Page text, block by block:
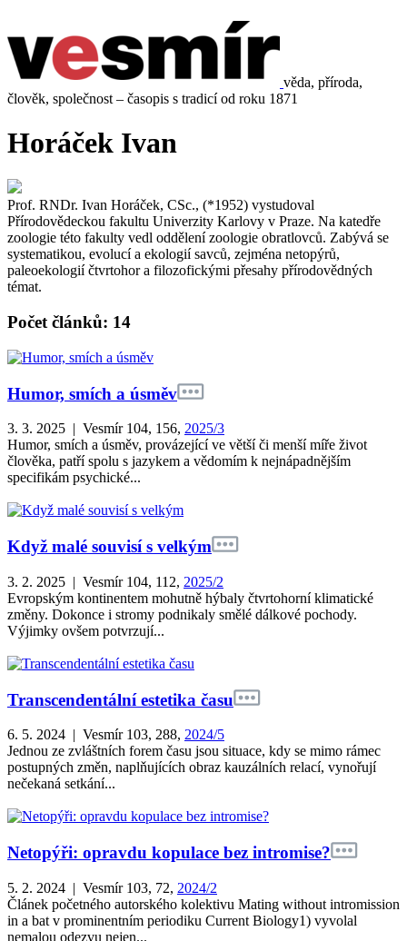
věda, příroda,
člověk, společnost – časopis s tradicí od roku 1871
Horáček Ivan
Prof. RNDr. Ivan Horáček, CSc., (*1952) vystudoval
Přírodovědeckou fakultu Univerzity Karlovy v Praze. Na katedře
zoologie této fakulty vedl oddělení zoologie obratlovců. Zabývá se
systematikou, evolucí a ekologií savců, zejména netopýrů,
paleoekologií čtvrtohor a filozofickými přesahy přírodovědných
témat.
Počet článků: 14
Humor, smích a úsměv
3. 3. 2025 | Vesmír 104, 156, 2025/3
Humor, smích a úsměv, provázející ve větší či menší míře život
člověka, patří spolu s jazykem a vědomím k nejnápadnějším
specifikám psychické...
Když malé souvisí s velkým
3. 2. 2025 | Vesmír 104, 112, 2025/2
Evropským kontinentem mohutně hýbaly čtvrtohorní klimatické
změny. Dokonce i stromy podnikaly smělé dálkové pochody.
Výjimky ovšem potvrzují...
Transcendentální estetika času
6. 5. 2024 | Vesmír 103, 288, 2024/5
Jednou ze zvláštních forem času jsou situace, kdy se mimo rámec
postupných změn, naplňujících obraz kauzálních relací, vynořují
nečekaná setkání...
Netopýři: opravdu kopulace bez intromise?
5. 2. 2024 | Vesmír 103, 72, 2024/2
Článek početného autorského kolektivu Mating without intromission
in a bat v prominentním periodiku Current Biology1) vyvolal
nemalou odezvu nejen...